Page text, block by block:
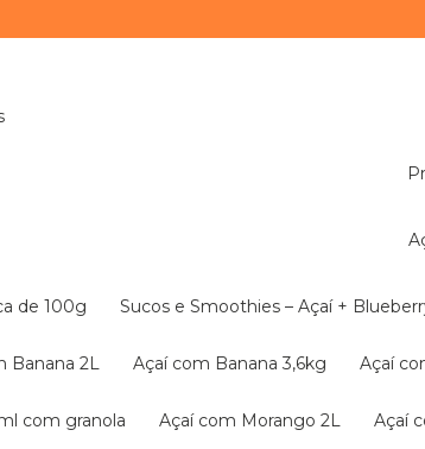
de 100g Sucos e Smoothies – Açaí +
Banana 2L Açaí com Banana 3,6kg Açaí
com granola Açaí com Morango 2L Açaí